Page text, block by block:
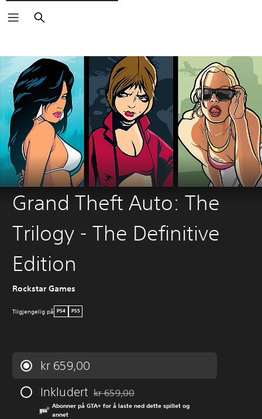
Søk
Grand Theft Auto: The
Trilogy - The Definitive
Edition
Rockstar Games
Tilgjengelig på PS4 PS5
kr 659,00
Inkludert Nedsatt fra opprinnelig pris på kr 659,00
kr 659,00
Abonner på GTA+ for å laste ned dette spillet og
annet